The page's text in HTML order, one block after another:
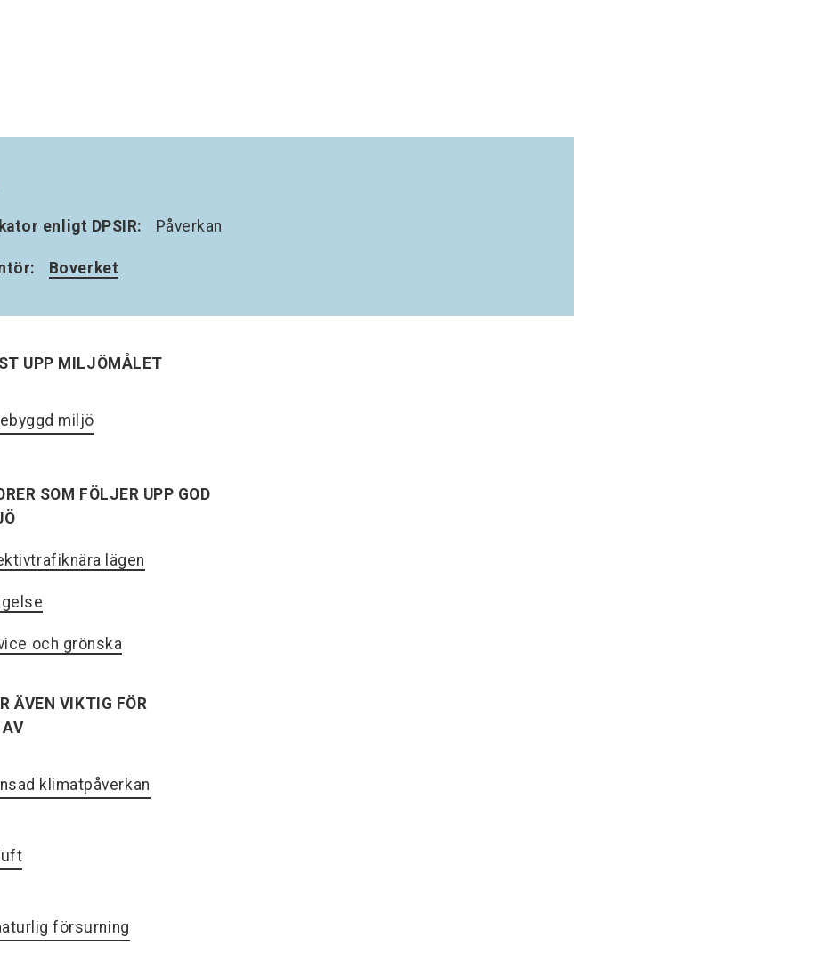
enligt DPSIR: Påverkan
Boverket
UPP MILJÖMÅLET
miljö
SOM FÖLJER UPP GOD
lägen
och grönska
ÄVEN VIKTIG FÖR
klimatpåverkan
försurning